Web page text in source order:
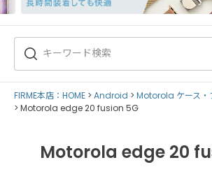
FIRME本店：HOME Android
Motorola ケース・
Motorola edge 20 fusion 5G
Motorola edge 20